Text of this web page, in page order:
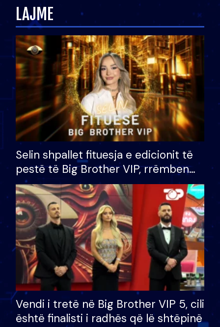
LAJME
Selin shpallet fituesja e edicionit të
pestë të Big Brother VIP, rrëmben
çmimin e madh prej 100 mijë eurosh
Vendi i tretë në Big Brother VIP 5, cili
është finalisti i radhës që lë shtëpinë